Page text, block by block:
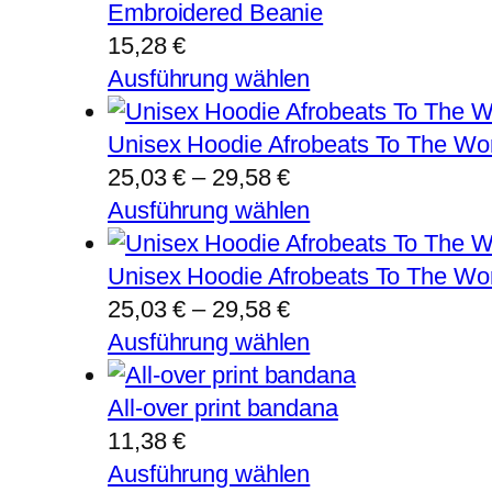
Embroidered Beanie
15,28€
Ausführung wählen
Unisex Hoodie Afrobeats To The
25,03€ – 29,58€Preisspanne:
25,03 €
bis
29,58 €
Ausführung wählen
Unisex Hoodie Afrobeats To The
25,03€ – 29,58€Preisspanne:
25,03 €
bis
29,58 €
Ausführung wählen
All-over print bandana
11,38€
Ausführung wählen